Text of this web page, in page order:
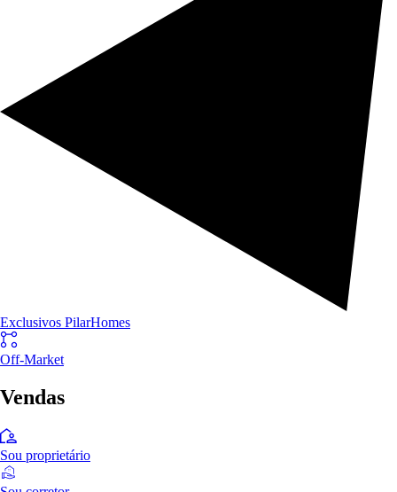
Exclusivos PilarHomes
Off-Market
Vendas
Sou proprietário